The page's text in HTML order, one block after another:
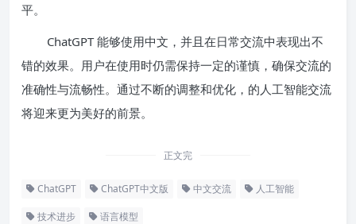
平。
ChatGPT 能够使用中文，并且在日常交流中表现出不
错的效果。用户在使用时仍需保持一定的谨慎，确保交流的
准确性与流畅性。通过不断的调整和优化，的人工智能交流
将迎来更为美好的前景。
正文完
ChatGPT ChatGPT中文版 中文交流 人工智能
技术进步 语言模型